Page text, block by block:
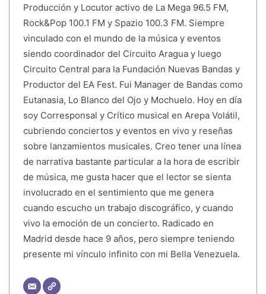
Producción y Locutor activo de La Mega 96.5 FM,
Rock&Pop 100.1 FM y Spazio 100.3 FM. Siempre
vinculado con el mundo de la música y eventos
siendo coordinador del Circuito Aragua y luego
Circuito Central para la Fundación Nuevas Bandas y
Productor del EA Fest. Fui Manager de Bandas como
Eutanasia, Lo Blanco del Ojo y Mochuelo. Hoy en día
soy Corresponsal y Crítico musical en Arepa Volátil,
cubriendo conciertos y eventos en vivo y reseñas
sobre lanzamientos musicales. Creo tener una línea
de narrativa bastante particular a la hora de escribir
de música, me gusta hacer que el lector se sienta
involucrado en el sentimiento que me genera
cuando escucho un trabajo discográfico, y cuando
vivo la emoción de un concierto. Radicado en
Madrid desde hace 9 años, pero siempre teniendo
presente mi vínculo infinito con mi Bella Venezuela.